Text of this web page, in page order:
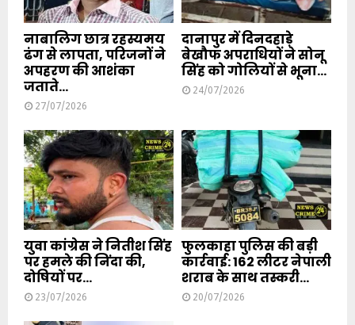
नाबालिग छात्र रहस्यमय
ढंग से लापता, परिजनों ने
अपहरण की आशंका
जताते...
27/07/2026
दानापुर में दिनदहाड़े
बेखौफ अपराधियों ने सोनू
सिंह को गोलियों से भूना...
24/07/2026
युवा कांग्रेस ने नितीश सिंह
पर हमले की निंदा की,
दोषियों पर...
23/07/2026
फुलकाहा पुलिस की बड़ी
कार्रवाई: 162 लीटर नेपाली
शराब के साथ तस्करी...
20/07/2026